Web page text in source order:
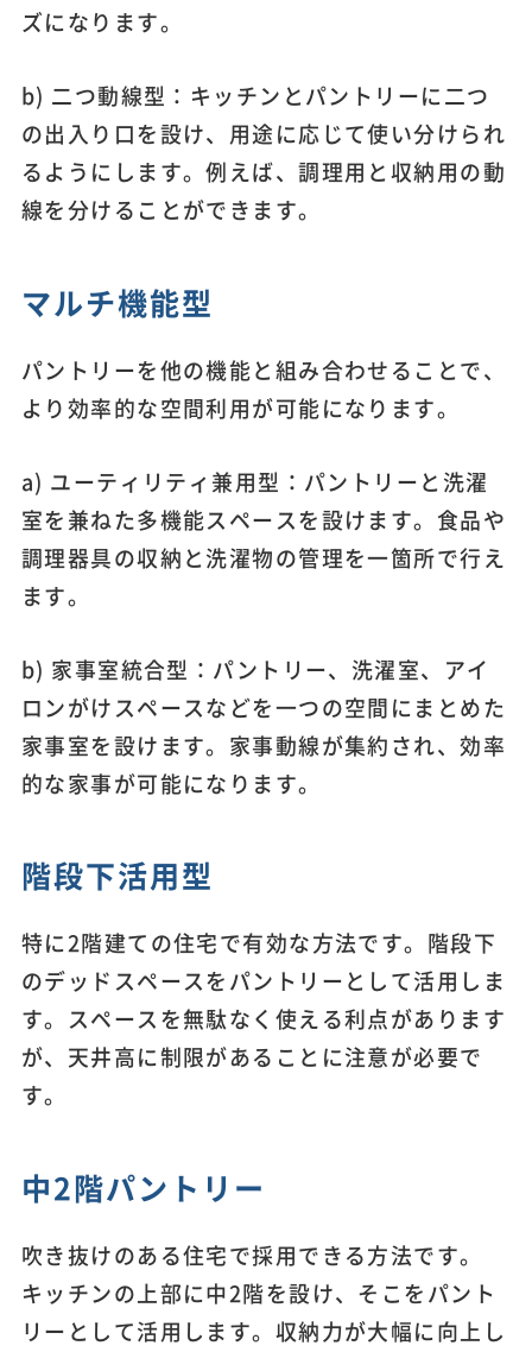
ズになります。
b) 二つ動線型：キッチンとパントリーに二つ
の出入り口を設け、用途に応じて使い分けられ
るようにします。例えば、調理用と収納用の動
線を分けることができます。
マルチ機能型
パントリーを他の機能と組み合わせることで、
より効率的な空間利用が可能になります。
a) ユーティリティ兼用型：パントリーと洗濯
室を兼ねた多機能スペースを設けます。食品や
調理器具の収納と洗濯物の管理を一箇所で行え
ます。
b) 家事室統合型：パントリー、洗濯室、アイ
ロンがけスペースなどを一つの空間にまとめた
家事室を設けます。家事動線が集約され、効率
的な家事が可能になります。
階段下活用型
特に2階建ての住宅で有効な方法です。階段下
のデッドスペースをパントリーとして活用しま
す。スペースを無駄なく使える利点があります
が、天井高に制限があることに注意が必要で
す。
中2階パントリー
吹き抜けのある住宅で採用できる方法です。
キッチンの上部に中2階を設け、そこをパント
リーとして活用します。収納力が大幅に向上し